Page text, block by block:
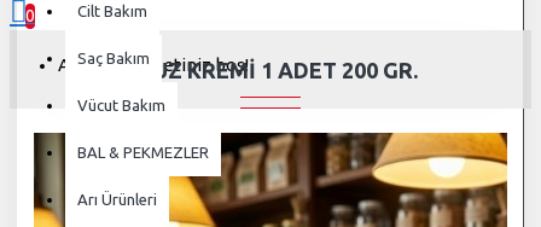
0
Alışveriş sepetiniz boş!
Cilt Bakım
Saç Bakım
Vücut Bakım
BAL & PEKMEZLER
Arı Ürünleri
UYUZ KREMİ 1 ADET 200 GR.